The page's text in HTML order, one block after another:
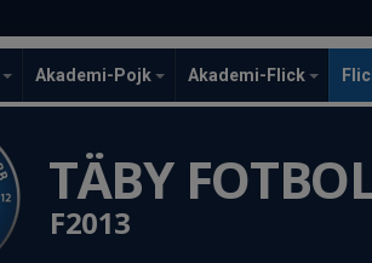
Akademi-Pojk Akademi-Flick
TÄBY
F2013